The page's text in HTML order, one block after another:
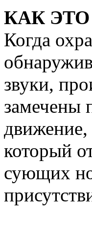
КАК ЭТО
Когда
звуки,
замечены
движение,
который
сующих